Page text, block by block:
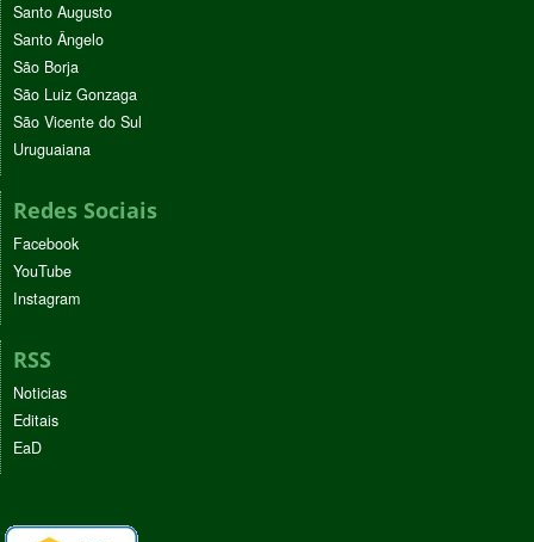
Santo Augusto
Santo Ângelo
São Borja
São Luiz Gonzaga
São Vicente do Sul
Uruguaiana
Redes Sociais
Facebook
YouTube
Instagram
RSS
Noticias
Editais
EaD